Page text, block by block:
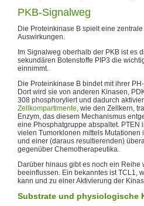
PKB-Signalweg
Die Proteinkinase B spielt eine
Auswirkungen.
Im Signalweg oberhalb der PKB ist es
sekundären Botenstoffe PIP3 die
einnimmt.
Die Proteinkinase B bindet mit ihrer
Dort wird sie von anderen Kinasen,
308 phosphoryliert und dadurch
Zellkompartimente, wie den Zellkern,
Enzym, das diesem Mechanismus
eine Phosphatgruppe abspaltet. PTEN
vielen Tumorklonen mittels
und einer (daraus resultierenden)
gegenüber Chemotherapeutika.
Darüber hinaus gibt es noch ein
beeinflussen. Ein bekanntes ist TCL1,
kann und zu einer Aktivierung der
Substrate und physiologische